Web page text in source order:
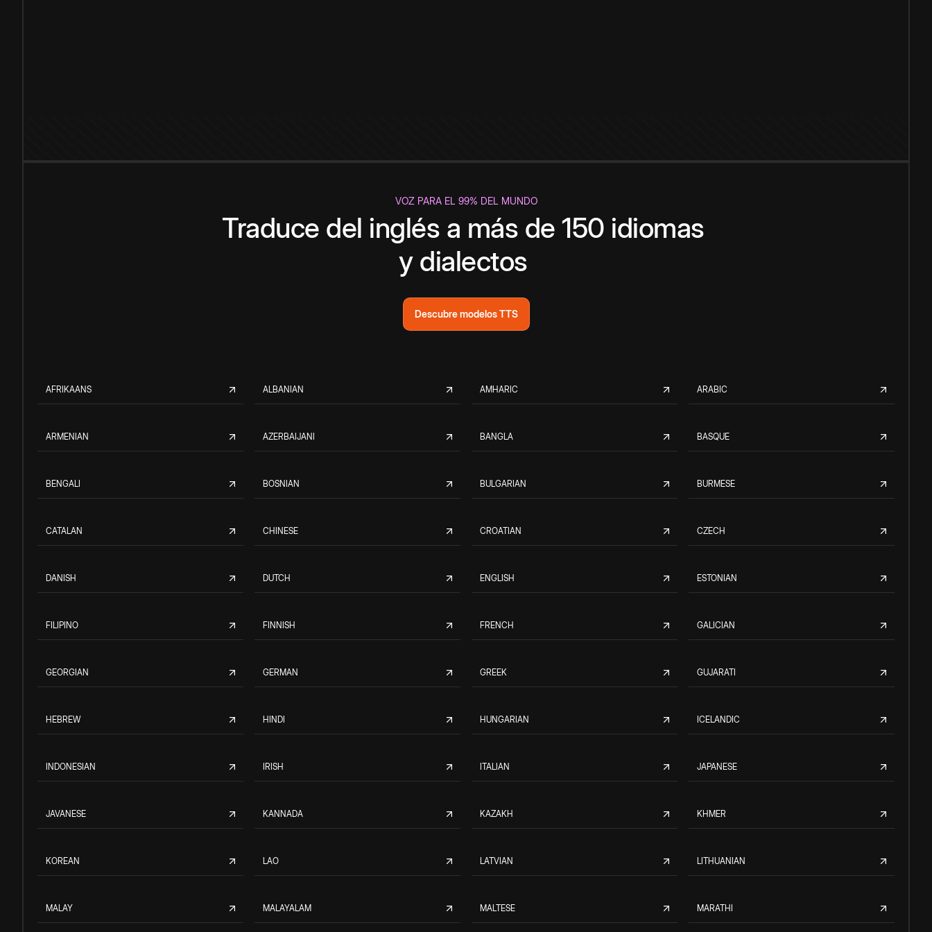
VOZ PARA EL 99% DEL MUNDO
Traduce del inglés a más de 150 idiomas
y dialectos
Descubre modelos TTS
AFRIKAANS ALBANIAN AMHARIC ARABIC
ARMENIAN AZERBAIJANI BANGLA BASQUE
BENGALI BOSNIAN BULGARIAN BURMESE
CATALAN CHINESE CROATIAN CZECH
DANISH DUTCH ENGLISH ESTONIAN
FILIPINO FINNISH FRENCH GALICIAN
GEORGIAN GERMAN GREEK GUJARATI
HEBREW HINDI HUNGARIAN ICELANDIC
INDONESIAN IRISH ITALIAN JAPANESE
JAVANESE KANNADA KAZAKH KHMER
KOREAN LAO LATVIAN LITHUANIAN
MALAY MALAYALAM MALTESE MARATHI